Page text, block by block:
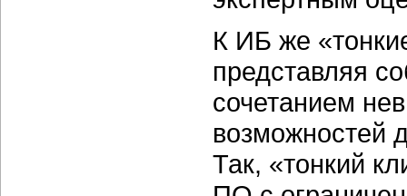
К ИБ же
представляя
сочетанием
возможностей
Так, «тонкий